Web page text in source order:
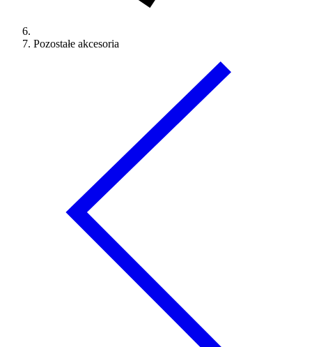
Pozostałe akcesoria